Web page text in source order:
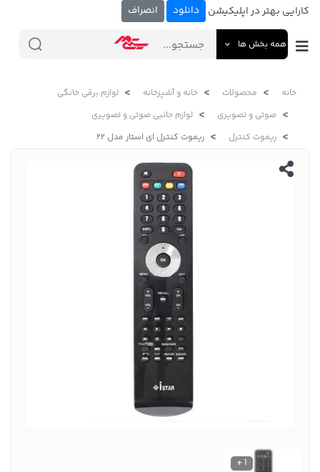
کارایی بهتر در اپلیکیشن دانلود انصراف
همه بخش ها
خانه محصولات خانه و آشپزخانه
لوازم برقی خانگی
صوتی و تصویری
لوازم جانبی صوتی و تصویری
ریموت کنترل
ریموت کنترل ای استار مدل 22
1 +